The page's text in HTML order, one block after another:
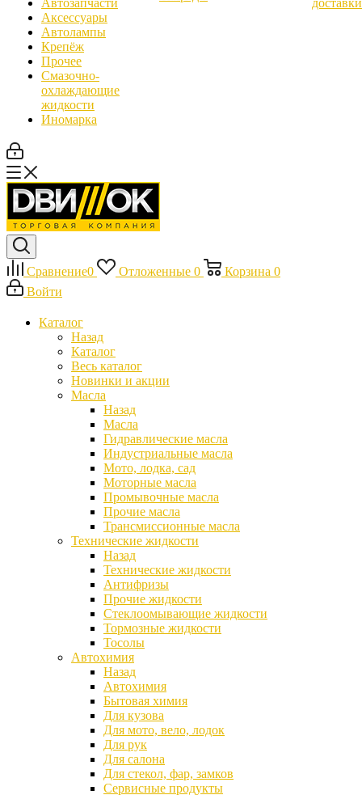
Автозапчасти
Аксессуары
Автолампы
Крепёж
Прочее
Смазочно-
охлаждающие
жидкости
Иномарка
доставки
Сравнение0 Отложенные 0 Корзина 0
Войти
Каталог
Назад
Каталог
Весь каталог
Новинки и акции
Масла
Назад
Масла
Гидравлические масла
Индустриальные масла
Мото, лодка, сад
Моторные масла
Промывочные масла
Прочие масла
Трансмиссионные масла
Технические жидкости
Назад
Технические жидкости
Антифризы
Прочие жидкости
Стеклоомывающие жидкости
Тормозные жидкости
Тосолы
Автохимия
Назад
Автохимия
Бытовая химия
Для кузова
Для мото, вело, лодок
Для рук
Для салона
Для стекол, фар, замков
Сервисные продукты